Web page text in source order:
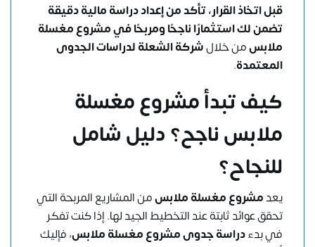
قبل اتخاذ القرار، تأكد من إعداد دراسة مالية دقيقة
تضمن لك استثمارًا ناجحًا ومربحًا في مشروع مغسلة
ملابسمن خلالشركة الشعلة لدراسات الجدوى
المعتمدة.
كيف تبدأ مشروع مغسلة
ملابس ناجح؟ دليل شامل
للنجاح؟
يعدمشروع مغسلة ملابسمن المشاريع المربحة التي
تحقق عوائد ثابتة عند التخطيط الجيد لها. إذا كنت تفكر
في بدءدراسة جدوى مشروع مغسلة ملابس، فإليك